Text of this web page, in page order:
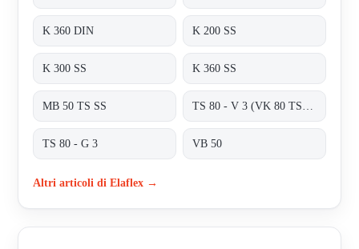
K 360 DIN K 200 SS
K 300 SS K 360 SS
MB 50 TS SS
TS 80 - G 3 VB 50
Altri articoli di Elaflex →